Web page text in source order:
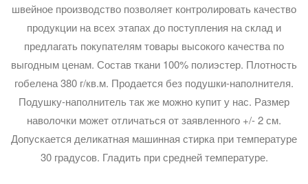
швейное производство позволяет контролировать качество
продукции на всех этапах до поступления на склад и
предлагать покупателям товары высокого качества по
выгодным ценам. Состав ткани 100% полиэстер. Плотность
гобелена 380 г/кв.м. Продается без подушки-наполнителя.
Подушку-наполнитель так же можно купит у нас. Размер
наволочки может отличаться от заявленного +/- 2 см.
Допускается деликатная машинная стирка при температуре
30 градусов. Гладить при средней температуре.